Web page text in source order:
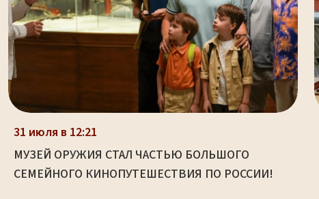
31 июля в 12:21
МУЗЕЙ ОРУЖИЯ СТАЛ ЧАСТЬЮ БОЛЬШОГО
СЕМЕЙНОГО КИНОПУТЕШЕСТВИЯ ПО РОССИИ!